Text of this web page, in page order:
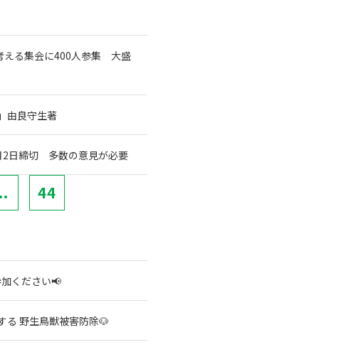
える集会に400人参集 大盛
由良守生著
2日締切 多数の意見が必要
44
ください📢
野生鳥獣被害防除🐶